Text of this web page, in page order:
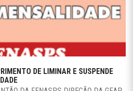
DE LIMINAR E SUSPENDE